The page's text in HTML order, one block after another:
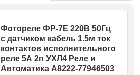
Фотореле ФР-7Е 220В 50Гц
с датчиком кабель 1.5м ток
контактов исполнительного
реле 5А 2п УХЛ4 Реле и
Автоматика A8222-77946503